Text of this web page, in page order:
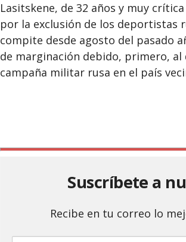
Lasitskene, de 32 años y muy
por la exclusión de los deportistas
compite desde agosto del pasado
de marginación debido, primero, al
campaña militar rusa en el país
Suscríbete a
Recibe en tu correo lo